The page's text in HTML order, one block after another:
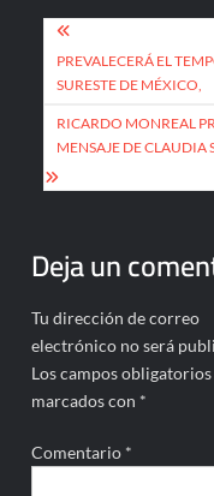
Navegación
de
entradas
PREVALECERÁ EL
SURESTE DE MÉXICO,
RICARDO MONREAL
MENSAJE DE CLAUDIA
Deja un
Tu dirección de correo
electrónico no será
Los campos obligatorios
marcados con *
Comentario *